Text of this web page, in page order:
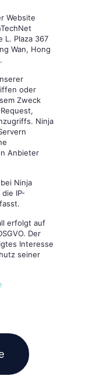
Website
L. Plaza 367
Wan, Hong
oder
Zweck
Ninja
Anbieter
Ninja
IP-
erfolgt auf
Der
Interesse
seiner